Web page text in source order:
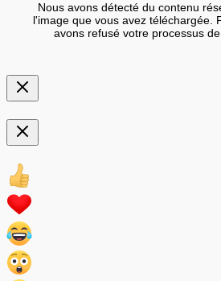
Nous avons détecté du contenu
l'image que vous avez téléchargée.
avons refusé votre processus